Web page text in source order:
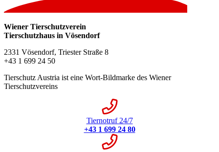
Wiener Tierschutzverein
Tierschutzhaus in Vösendorf
2331 Vösendorf, Triester Straße 8
+43 1 699 24 50
Tierschutz Austria ist eine Wort-Bildmarke des Wiener
Tierschutzvereins
Tiernotruf 24/7
+43 1 699 24 80